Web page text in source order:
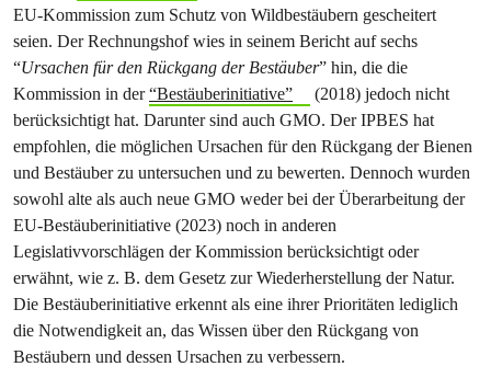
EU-Kommission zum Schutz von Wildbestäubern gescheitert
seien. Der Rechnungshof wies in seinem Bericht auf sechs
“Ursachen für den Rückgang der Bestäuber” hin, die die
Kommission in der“Bestäuberinitiative”
(2018) jedoch nicht
berücksichtigt hat. Darunter sind auch GMO. Der IPBES hat
empfohlen, die möglichen Ursachen für den Rückgang der Bienen
und Bestäuber zu untersuchen und zu bewerten. Dennoch wurden
sowohl alte als auch neue GMO weder bei der Überarbeitung der
EU-Bestäuberinitiative (2023) noch in anderen
Legislativvorschlägen der Kommission berücksichtigt oder
erwähnt, wie z. B. dem Gesetz zur Wiederherstellung der Natur.
Die Bestäuberinitiative erkennt als eine ihrer Prioritäten lediglich
die Notwendigkeit an, das Wissen über den Rückgang von
Bestäubern und dessen Ursachen zu verbessern.